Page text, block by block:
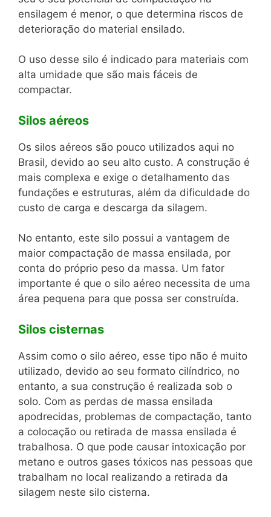
ensilagem é menor, o que determina riscos de
deterioração do material ensilado.
O uso desse silo é indicado para materiais com
alta umidade que são mais fáceis de
compactar.
Silos aéreos
Os silos aéreos são pouco utilizados aqui no
Brasil, devido ao seu alto custo. A construção é
mais complexa e exige o detalhamento das
fundações e estruturas, além da dificuldade do
custo de carga e descarga da silagem.
No entanto, este silo possui a vantagem de
maior compactação de massa ensilada, por
conta do próprio peso da massa. Um fator
importante é que o silo aéreo necessita de uma
área pequena para que possa ser construída.
Silos cisternas
Assim como o silo aéreo, esse tipo não é muito
utilizado, devido ao seu formato cilíndrico, no
entanto, a sua construção é realizada sob o
solo. Com as perdas de massa ensilada
apodrecidas, problemas de compactação, tanto
a colocação ou retirada de massa ensilada é
trabalhosa. O que pode causar intoxicação por
metano e outros gases tóxicos nas pessoas que
trabalham no local realizando a retirada da
silagem neste silo cisterna.